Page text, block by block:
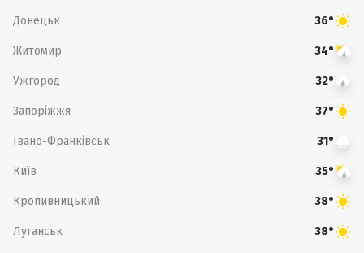
Донецьк 36°
Житомир 34°
Ужгород 32°
Запоріжжя 37°
Івано-Франківськ 31°
Київ 35°
Кропивницький 38°
Луганськ 38°